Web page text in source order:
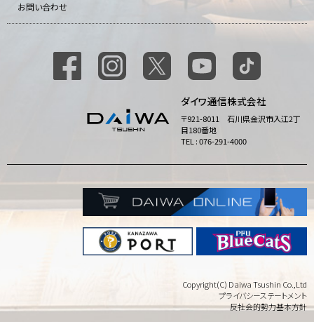
お問い合わせ
ダイワ通信株式会社
〒921-8011 石川県金沢市入江2丁
目180番地
TEL : 076-291-4000
Copyright(C) Daiwa Tsushin Co.,Ltd
プライバシーステートメント
反社会的勢力基本方針